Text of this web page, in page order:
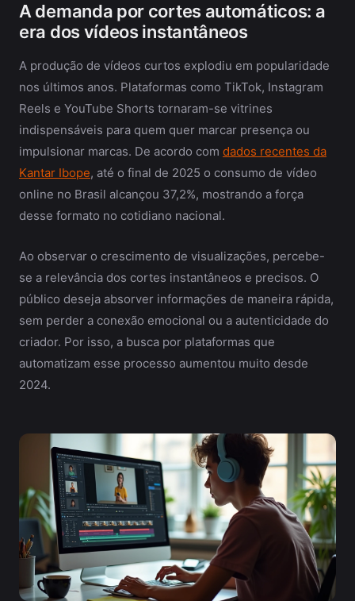
A demanda por cortes automáticos: a
era dos vídeos instantâneos
A produção de vídeos curtos explodiu em popularidade
nos últimos anos. Plataformas como TikTok, Instagram
Reels e YouTube Shorts tornaram-se vitrines
indispensáveis para quem quer marcar presença ou
impulsionar marcas. De acordo com dados recentes da
Kantar Ibope, até o final de 2025 o consumo de vídeo
online no Brasil alcançou 37,2%, mostrando a força
desse formato no cotidiano nacional.
Ao observar o crescimento de visualizações, percebe-
se a relevância dos cortes instantâneos e precisos. O
público deseja absorver informações de maneira rápida,
sem perder a conexão emocional ou a autenticidade do
criador. Por isso, a busca por plataformas que
automatizam esse processo aumentou muito desde
2024.